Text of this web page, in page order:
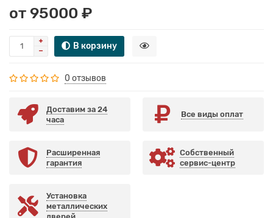
от 95000 ₽
В корзину
0 отзывов
Доставим за 24
часа
Все виды оплат
Расширенная
гарантия
Собственный
сервис-центр
Установка
металлических